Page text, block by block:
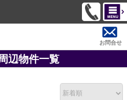
お問合せ
辺物件一覧